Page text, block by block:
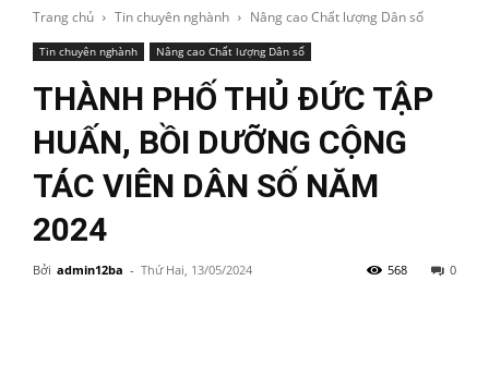
Trang chủ Tin chuyên nghành Nâng cao Chất lượng Dân số
Tin chuyên nghành Nâng cao Chất lượng Dân số
THÀNH PHỐ THỦ ĐỨC TẬP
HUẤN, BỒI DƯỠNG CỘNG
TÁC VIÊN DÂN SỐ NĂM
2024
Bởi admin12ba - Thứ Hai, 13/05/2024 0
568